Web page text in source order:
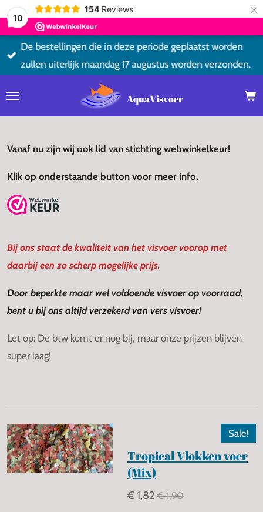
10
154 Reviews ×
AquaVisvoer
De bestellingen die in deze periode geplaatst worden
zullen uiterlijk maandag 17 augustus worden verzonden.
Vanaf nu zijn wij ook lid van stichting webwinkelkeur!
Klik op onderstaande button voor meer info.
Bij ons staat de kwaliteit van het visvoer voorop met
daarbij een zo scherp mogelijke prijs.
Door beperkte maar wel voldoende visvoer op voorraad,
bent u bij ons altijd verzekerd van vers visvoer!
Let op: De btw komt er nog bij, maar onze prijzen blijven
super laag!
Sale!
Tropical Vlokken voer
(Mix)
€ 1,82 € 1,90